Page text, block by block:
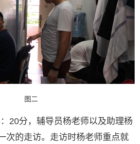
图二
分，辅导员杨老师以及助理杨
次的走访。走访时杨老师重点就